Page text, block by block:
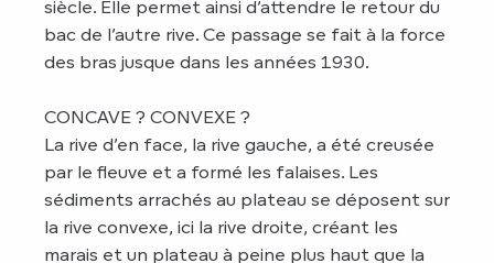
siècle. Elle permet ainsi d’attendre le retour du
bac de l’autre rive. Ce passage se fait à la force
des bras jusque dans les années 1930.
CONCAVE ? CONVEXE ?
La rive d’en face, la rive gauche, a été creusée
par le fleuve et a formé les falaises. Les
sédiments arrachés au plateau se déposent sur
la rive convexe, ici la rive droite, créant les
marais et un plateau à peine plus haut que la